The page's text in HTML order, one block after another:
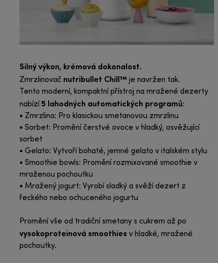
Silný výkon, krémová dokonalost.
Zmrzlinovač nutribullet Chill™ je navržen tak.
Tento moderní, kompaktní přístroj na mražené dezerty
nabízí 5 lahodných automatických programů:
• Zmrzlina: Pro klasickou smetanovou zmrzlinu
• Sorbet: Promění čerstvé ovoce v hladký, osvěžující
sorbet
• Gelato: Vytvoří bohaté, jemné gelato v italském stylu
• Smoothie bowls: Promění rozmixované smoothie v
mraženou pochoutku
• Mražený jogurt: Vyrobí sladký a svěží dezert z
řeckého nebo ochuceného jogurtu
Promění vše od tradiční smetany s cukrem až po
vysokoproteinová smoothies v hladké, mražené
pochoutky.